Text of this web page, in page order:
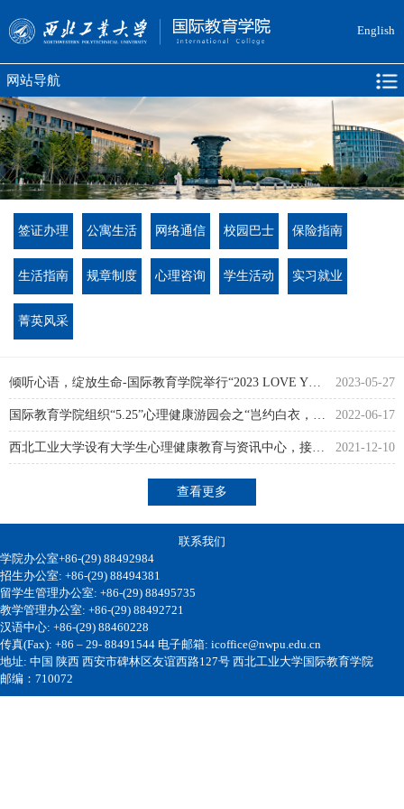
English
网站导航
签证办理 公寓生活 网络通信 校园巴士 保险指南
生活指南 规章制度 心理咨询 学生活动 实习就业
菁英风采
2023-05-27
倾听心语，绽放生命-国际教育学院举行“2023 LOVE YOU, LOVE ...
2022-06-17
国际教育学院组织“5.25”心理健康游园会之“岂约白衣，与子...
2021-12-10
西北工业大学设有大学生心理健康教育与资讯中心，接收学生的...
查看更多
联系我们
学院办公室+86-(29) 88492984
招生办公室: +86-(29) 88494381
留学生管理办公室: +86-(29) 88495735
教学管理办公室: +86-(29) 88492721
汉语中心: +86-(29) 88460228
传真(Fax): +86 – 29- 88491544 电子邮箱: icoffice@nwpu.edu.cn
地址: 中国 陕西 西安市碑林区友谊西路127号 西北工业大学国际教育学院
邮编：710072